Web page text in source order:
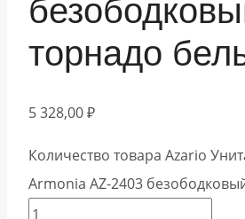
торнадо
5 328,00₽
Количество товара Azario
Armonia AZ-2403